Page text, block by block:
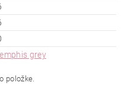
grey
položke.